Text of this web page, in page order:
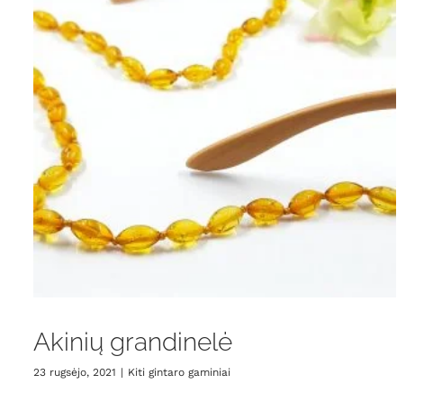
Akinių grandinelė
23 rugsėjo, 2021 | Kiti gintaro gaminiai